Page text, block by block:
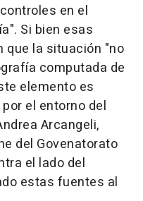
en el
Si bien esas
la situación "no
computada de
elemento es
el entorno del
Arcangeli,
del Govenatorato
el lado del
estas fuentes al